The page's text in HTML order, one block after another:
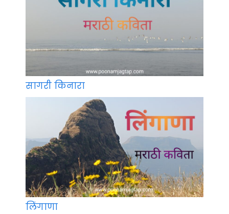
सागरी किनारा
लिंगाणा